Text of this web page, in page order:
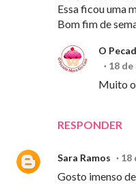
Essa ficou uma
Bom fim de
RESPONDER
O
18 de
Muito
Sara Ramos 18
Gosto imenso